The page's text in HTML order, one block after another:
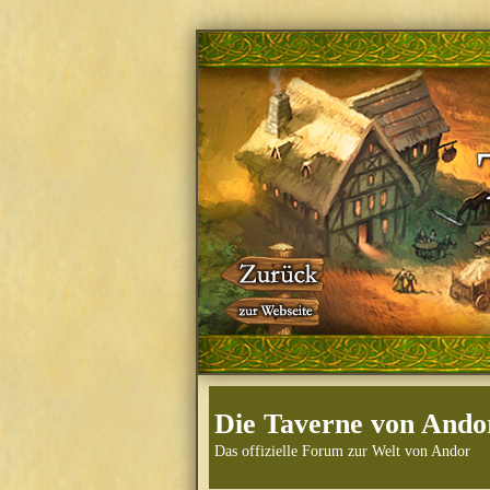
Die Taverne von
Das offizielle Forum zur Welt von Andor